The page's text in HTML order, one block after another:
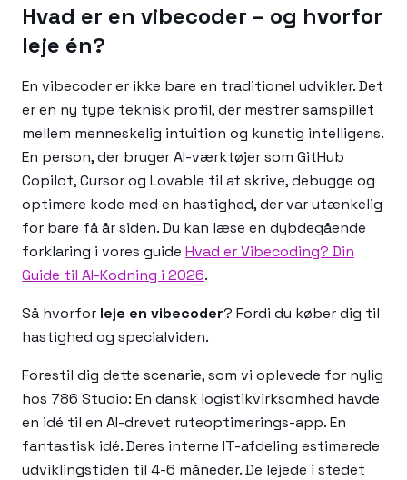
Hvad er en vibecoder – og hvorfor
leje én?
En vibecoder er ikke bare en traditionel udvikler. Det
er en ny type teknisk profil, der mestrer samspillet
mellem menneskelig intuition og kunstig intelligens.
En person, der bruger AI-værktøjer som GitHub
Copilot, Cursor og Lovable til at skrive, debugge og
optimere kode med en hastighed, der var utænkelig
for bare få år siden. Du kan læse en dybdegående
forklaring i vores guide Hvad er Vibecoding? Din
Guide til AI-Kodning i 2026.
Så hvorfor leje en vibecoder? Fordi du køber dig til
hastighed og specialviden.
Forestil dig dette scenarie, som vi oplevede for nylig
hos 786 Studio: En dansk logistikvirksomhed havde
en idé til en AI-drevet ruteoptimerings-app. En
fantastisk idé. Deres interne IT-afdeling estimerede
udviklingstiden til 4-6 måneder. De lejede i stedet